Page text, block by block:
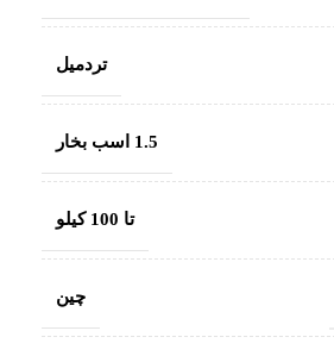
تردمیل
1.5 اسب بخار
تا 100 کیلو
چین